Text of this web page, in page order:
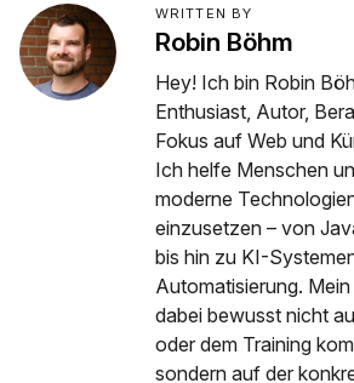
WRITTEN BY
Robin Böhm
Hey! Ich bin Robin
Enthusiast, Autor,
Fokus auf Web und
Ich helfe Menschen
moderne
einzusetzen – von
bis hin zu KI-
Automatisierung.
dabei bewusst nicht
oder dem Training
sondern auf der